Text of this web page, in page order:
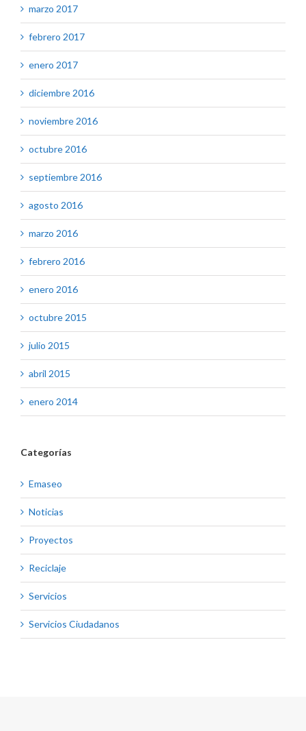
marzo 2017
febrero 2017
enero 2017
diciembre 2016
noviembre 2016
octubre 2016
septiembre 2016
agosto 2016
marzo 2016
febrero 2016
enero 2016
octubre 2015
julio 2015
abril 2015
enero 2014
Categorías
Emaseo
Noticias
Proyectos
Reciclaje
Servicios
Servicios Ciudadanos